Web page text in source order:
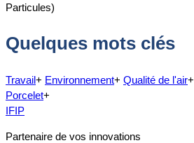
Particules)
Quelques mots clés
Travail+ Environnement+ Qualité de l'air+
Porcelet+
IFIP
Partenaire de vos innovations